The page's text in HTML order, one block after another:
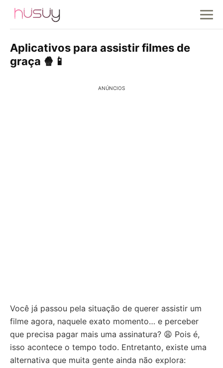
Aplicativos para assistir filmes de
graça 🍿📱
ANÚNCIOS
Você já passou pela situação de querer assistir um
filme agora, naquele exato momento… e perceber
que precisa pagar mais uma assinatura? 😩 Pois é,
isso acontece o tempo todo. Entretanto, existe uma
alternativa que muita gente ainda não explora: